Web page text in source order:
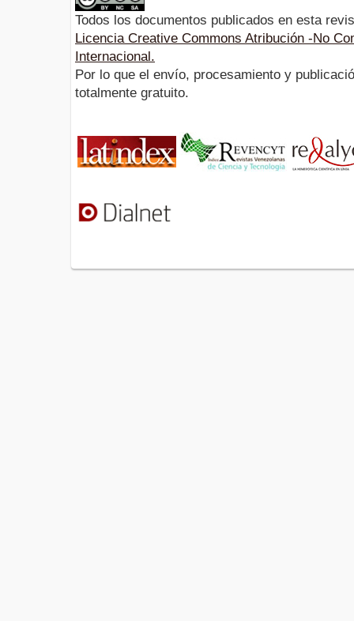
Todos los documentos publicados en esta
Licencia Creative Commons Atribución -No
Internacional.
Por lo que el envío, procesamiento y
totalmente gratuito.